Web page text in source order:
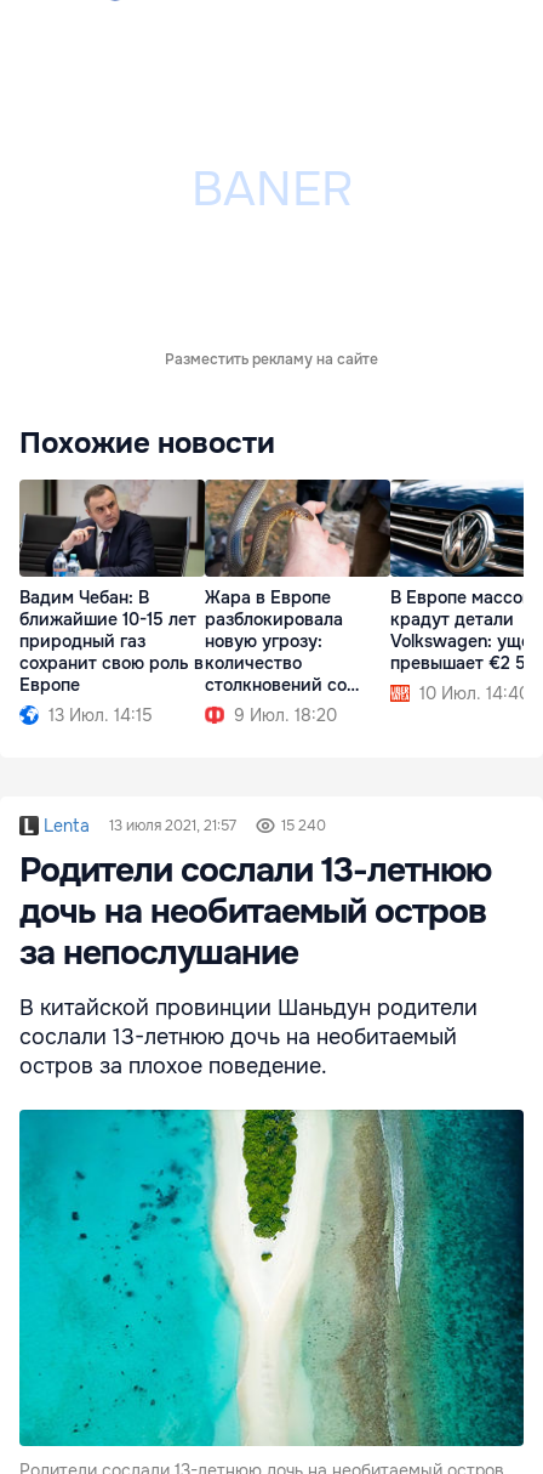
Разместить рекламу на сайте
Похожие новости
Вадим Чебан: В
ближайшие 10-15 лет
природный газ
сохранит свою роль в
Европе
13 Июл. 14:15
Жара в Европе
разблокировала
новую угрозу:
количество
столкновений со
змеями выросло
9 Июл. 18:20
В Европе массово
крадут детали
Volkswagen:
превышает €2
10 Июл. 14:40
Lenta 13 июля 2021, 21:57 15 240
Родители сослали 13-летнюю
дочь на необитаемый остров
за непослушание
В китайской провинции Шаньдун родители
сослали 13-летнюю дочь на необитаемый
остров за плохое поведение.